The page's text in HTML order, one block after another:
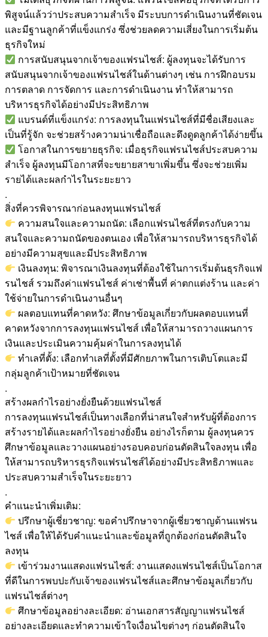
พิสูจน์แล้วว่าประสบความสำเร็จ มีระบบการดำเนินงานที่ชัดเจน
และมีฐานลูกค้าที่แข็งแกร่ง ซึ่งช่วยลดความเสี่ยงในการเริ่มต้น
ธุรกิจใหม่
การสนับสนุนจากเจ้าของแฟรนไชส์: ผู้ลงทุนจะได้รับการ
สนับสนุนจากเจ้าของแฟรนไชส์ในด้านต่างๆ เช่น การฝึกอบรม
การตลาด การจัดการ และการดำเนินงาน ทำให้สามารถ
บริหารธุรกิจได้อย่างมีประสิทธิภาพ
แบรนด์ที่แข็งแกร่ง: การลงทุนในแฟรนไชส์ที่มีชื่อเสียงและ
เป็นที่รู้จัก จะช่วยสร้างความน่าเชื่อถือและดึงดูดลูกค้าได้ง่ายขึ้น
โอกาสในการขยายธุรกิจ: เมื่อธุรกิจแฟรนไชส์ประสบความ
สำเร็จ ผู้ลงทุนมีโอกาสที่จะขยายสาขาเพิ่มขึ้น ซึ่งจะช่วยเพิ่ม
รายได้และผลกำไรในระยะยาว
.
สิ่งที่ควรพิจารณาก่อนลงทุนแฟรนไชส์
ความสนใจและความถนัด: เลือกแฟรนไชส์ที่ตรงกับความ
สนใจและความถนัดของตนเอง เพื่อให้สามารถบริหารธุรกิจได้
อย่างมีความสุขและมีประสิทธิภาพ
เงินลงทุน: พิจารณาเงินลงทุนที่ต้องใช้ในการเริ่มต้นธุรกิจแฟ
รนไชส์ รวมถึงค่าแฟรนไชส์ ค่าเช่าพื้นที่ ค่าตกแต่งร้าน และค่า
ใช้จ่ายในการดำเนินงานอื่นๆ
ผลตอบแทนที่คาดหวัง: ศึกษาข้อมูลเกี่ยวกับผลตอบแทนที่
คาดหวังจากการลงทุนแฟรนไชส์ เพื่อให้สามารถวางแผนการ
เงินและประเมินความคุ้มค่าในการลงทุนได้
ทำเลที่ตั้ง: เลือกทำเลที่ตั้งที่มีศักยภาพในการเติบโตและมี
กลุ่มลูกค้าเป้าหมายที่ชัดเจน
.
สร้างผลกำไรอย่างยั่งยืนด้วยแฟรนไชส์
การลงทุนแฟรนไชส์เป็นทางเลือกที่น่าสนใจสำหรับผู้ที่ต้องการ
สร้างรายได้และผลกำไรอย่างยั่งยืน อย่างไรก็ตาม ผู้ลงทุนควร
ศึกษาข้อมูลและวางแผนอย่างรอบคอบก่อนตัดสินใจลงทุน เพื่อ
ให้สามารถบริหารธุรกิจแฟรนไชส์ได้อย่างมีประสิทธิภาพและ
ประสบความสำเร็จในระยะยาว
.
คำแนะนำเพิ่มเติม:
ปรึกษาผู้เชี่ยวชาญ: ขอคำปรึกษาจากผู้เชี่ยวชาญด้านแฟรน
ไชส์ เพื่อให้ได้รับคำแนะนำและข้อมูลที่ถูกต้องก่อนตัดสินใจ
ลงทุน
เข้าร่วมงานแสดงแฟรนไชส์: งานแสดงแฟรนไชส์เป็นโอกาส
ที่ดีในการพบปะกับเจ้าของแฟรนไชส์และศึกษาข้อมูลเกี่ยวกับ
แฟรนไชส์ต่างๆ
ศึกษาข้อมูลอย่างละเอียด: อ่านเอกสารสัญญาแฟรนไชส์
อย่างละเอียดและทำความเข้าใจเงื่อนไขต่างๆ ก่อนตัดสินใจ